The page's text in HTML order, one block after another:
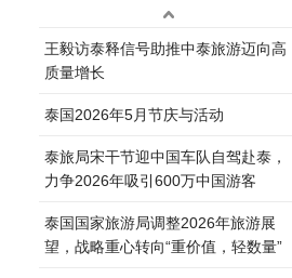
王毅访泰释信号助推中泰旅游迈向高
质量增长
泰国2026年5月节庆与活动
泰旅局宋干节迎中国车队自驾赴泰，
力争2026年吸引600万中国游客
泰国国家旅游局调整2026年旅游展
望，战略重心转向“重价值，轻数量”